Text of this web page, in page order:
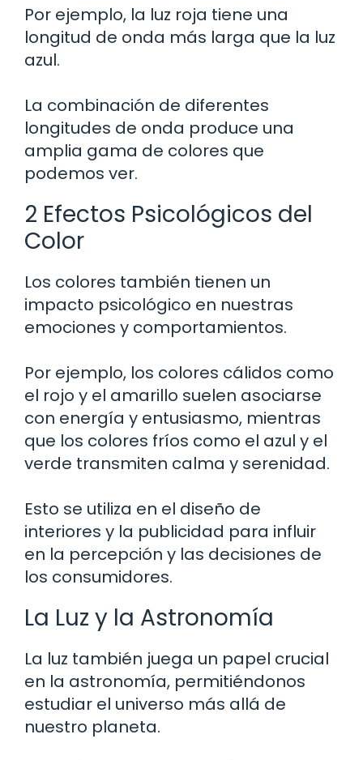
Por ejemplo, la luz roja tiene una
longitud de onda más larga que la luz
azul.
La combinación de diferentes
longitudes de onda produce una
amplia gama de colores que
podemos ver.
2 Efectos Psicológicos del
Color
Los colores también tienen un
impacto psicológico en nuestras
emociones y comportamientos.
Por ejemplo, los colores cálidos como
el rojo y el amarillo suelen asociarse
con energía y entusiasmo, mientras
que los colores fríos como el azul y el
verde transmiten calma y serenidad.
Esto se utiliza en el diseño de
interiores y la publicidad para influir
en la percepción y las decisiones de
los consumidores.
La Luz y la Astronomía
La luz también juega un papel crucial
en la astronomía, permitiéndonos
estudiar el universo más allá de
nuestro planeta.